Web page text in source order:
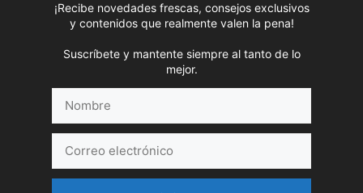
¡Recibe novedades frescas, consejos exclusivos
y contenidos que realmente valen la pena!
Suscríbete y mantente siempre al tanto de lo
mejor.
electrónico